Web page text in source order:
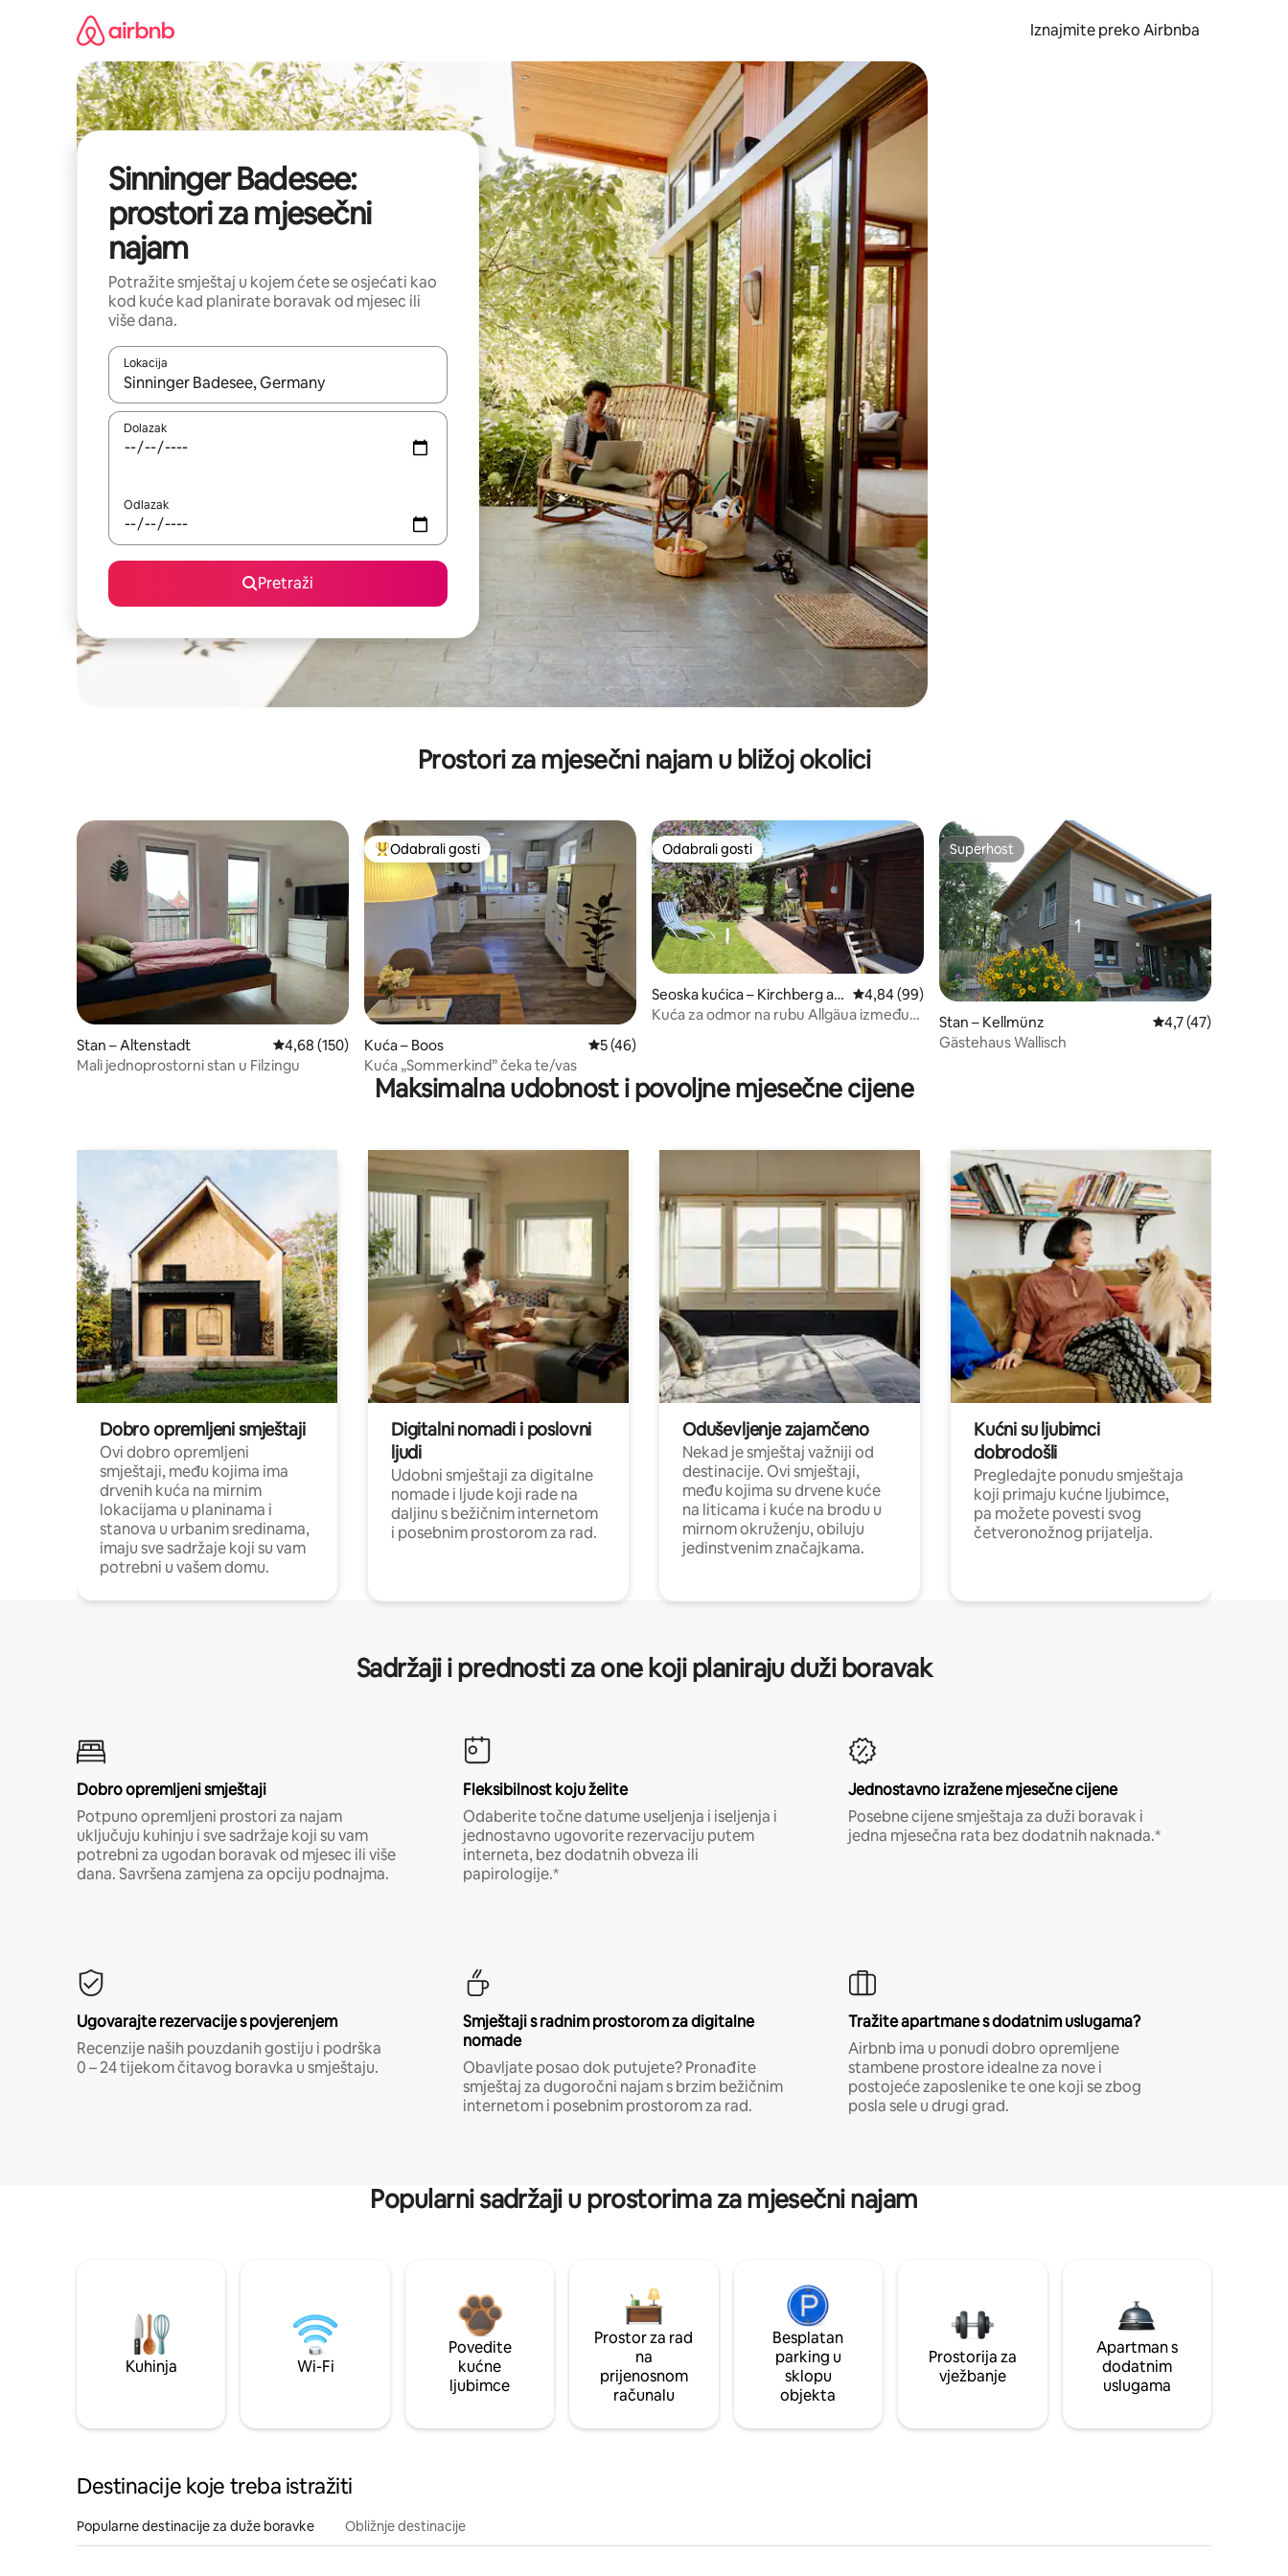
Iznajmite preko Airbnba
Sinninger Badesee:
prostori za mjesečni
najam
Potražite smještaj u kojem ćete se osjećati kao
kod kuće kad planirate boravak od mjesec ili
više dana.
Lokacija
Kada budu dostupni rezultati, moći ćete ih pregledati koristeći se strelicama prema gore i prema dolje, kao i dodirom ili prelaskom prstom po zaslonu.
Dolazak
Odlazak
Pretraži
Prostori za mjesečni najam u bližoj okolici
Stan – Altenstadt Prosječna ocjena: 4,68/5, recenzija: 150
4,68 (150)
Mali jednoprostorni stan u Filzingu
Među najviše rangiranima s oznakom „Odabrali gosti”
Odabrali gosti
Kuća – Boos Prosječna ocjena: 5/5, recenzija: 46
5 (46)
Kuća „Sommerkind” čeka te/vas
Odabrali gosti
Odabrali gosti
Seoska kućica – Kirchberg an
der Iller
Prosječna ocjena: 4,84/5, recenzija: 99
4,84 (99)
Kuća za odmor na rubu Allgäua između
Superhost
Superhost
Stan – Kellmünz Prosječna ocjena:
4,7 (47)
Gästehaus Wallisch
Maksimalna udobnost i povoljne mjesečne cijene
Dobro opremljeni smještaji
Ovi dobro opremljeni
smještaji, među kojima ima
drvenih kuća na mirnim
lokacijama u planinama i
stanova u urbanim sredinama,
imaju sve sadržaje koji su vam
potrebni u vašem domu.
Digitalni nomadi i poslovni
ljudi
Udobni smještaji za digitalne
nomade i ljude koji rade na
daljinu s bežičnim internetom
i posebnim prostorom za rad.
Oduševljenje zajamčeno
Nekad je smještaj važniji od
destinacije. Ovi smještaji,
među kojima su drvene kuće
na liticama i kuće na brodu u
mirnom okruženju, obiluju
jedinstvenim značajkama.
Kućni su ljubimci
dobrodošli
Pregledajte ponudu smještaja
koji primaju kućne ljubimce,
pa možete povesti svog
četveronožnog prijatelja.
Sadržaji i prednosti za one koji planiraju duži boravak
Dobro opremljeni smještaji
Potpuno opremljeni prostori za najam
uključuju kuhinju i sve sadržaje koji su vam
potrebni za ugodan boravak od mjesec ili više
dana. Savršena zamjena za opciju podnajma.
Fleksibilnost koju želite
Odaberite točne datume useljenja i iseljenja i
jednostavno ugovorite rezervaciju putem
interneta, bez dodatnih obveza ili
papirologije.*
Jednostavno izražene mjesečne cijene
Posebne cijene smještaja za duži boravak i
jedna mjesečna rata bez dodatnih naknada.*
Ugovarajte rezervacije s povjerenjem
Recenzije naših pouzdanih gostiju i podrška
0 – 24 tijekom čitavog boravka u smještaju.
Smještaji s radnim prostorom za digitalne
nomade
Obavljate posao dok putujete? Pronađite
smještaj za dugoročni najam s brzim bežičnim
internetom i posebnim prostorom za rad.
Tražite apartmane s dodatnim uslugama?
Airbnb ima u ponudi dobro opremljene
stambene prostore idealne za nove i
postojeće zaposlenike te one koji se zbog
posla sele u drugi grad.
Popularni sadržaji u prostorima za mjesečni najam
Kuhinja Wi-Fi
Povedite
kućne
ljubimce
Prostor za rad
na
prijenosnom
računalu
Besplatan
parking u
sklopu
objekta
Prostorija za
vježbanje
Apartman s
dodatnim
uslugama
Destinacije koje treba istražiti
Popularne destinacije za duže boravke Obližnje destinacije